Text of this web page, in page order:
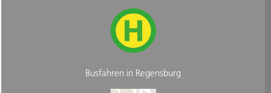
Busfahren in Regensburg